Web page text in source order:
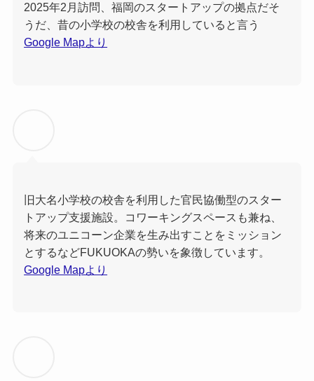
2025年2月訪問、福岡のスタートアップの拠点だそ
うだ、昔の小学校の校舎を利用していると言う
Google Mapより
旧大名小学校の校舎を利用した官民協働型のスター
トアップ支援施設。コワーキングスペースも兼ね、
将来のユニコーン企業を生み出すことをミッション
とするなどFUKUOKAの勢いを象徴しています。
Google Mapより